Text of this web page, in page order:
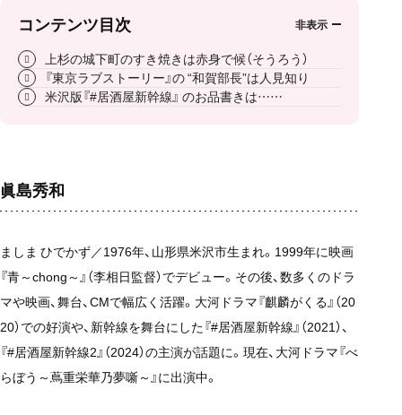
コンテンツ目次
上杉の城下町のすき焼きは赤身で候（そうろう）
『東京ラブストーリー』の “和賀部長”は人見知り
米沢版『#居酒屋新幹線』 のお品書きは……
眞島秀和
ましま ひでかず／1976年、山形県米沢市生まれ。1999年に映画
『青～chong～』（李相日監督）でデビュー。その後、数多くのドラ
マや映画、舞台、CMで幅広く活躍。大河ドラマ『麒麟がくる』（20
20）での好演や、新幹線を舞台にした『#居酒屋新幹線』（2021）、
『#居酒屋新幹線2』（2024）の主演が話題に。現在、大河ドラマ『べ
らぼう～蔦重栄華乃夢噺～』に出演中。